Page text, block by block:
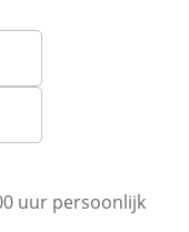
uur persoonlijk